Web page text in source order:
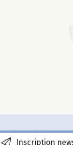
Inscription